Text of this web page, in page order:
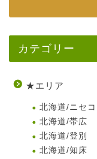
カテゴリー
★エリア
北海道/ニセコ
北海道/帯広
北海道/登別
北海道/知床